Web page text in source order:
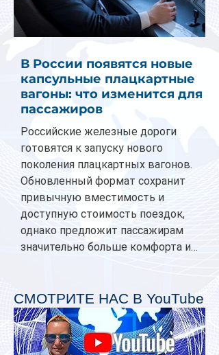
В России появятся новые
капсульные плацкартные
вагоны: что изменится для
пассажиров
Российские железные дороги
готовятся к запуску нового
поколения плацкартных вагонов.
Обновленный формат сохранит
привычную вместимость и
доступную стоимость поездок,
однако предложит пассажирам
значительно больше комфорта и
планируется начать в 2027 году.
Одним из главных нововведений
станут индивидуальные шторки у
каждого спального места. Они
СМОТРИТЕ НАС В YouTube